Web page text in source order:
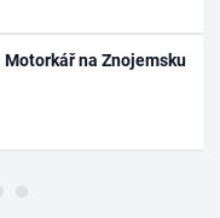
na Znojemsku